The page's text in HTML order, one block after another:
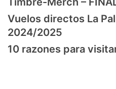
Vuelos directos La
2024/2025
10 razones para